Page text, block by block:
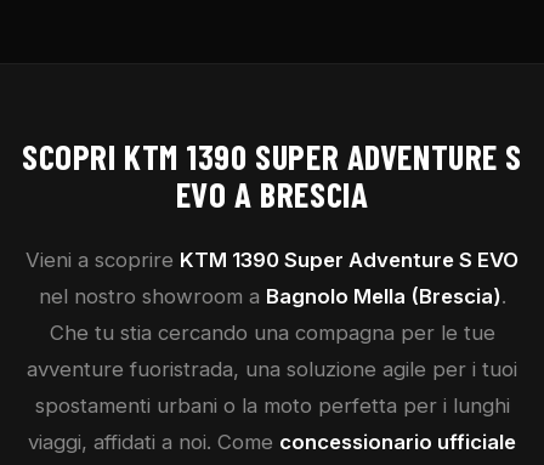
SCOPRI KTM 1390 SUPER ADVENTURE S
EVO A BRESCIA
Vieni a scoprire KTM 1390 Super Adventure S EVO
nel nostro showroom a Bagnolo Mella (Brescia).
Che tu stia cercando una compagna per le tue
avventure fuoristrada, una soluzione agile per i tuoi
spostamenti urbani o la moto perfetta per i lunghi
viaggi, affidati a noi. Come concessionario ufficiale